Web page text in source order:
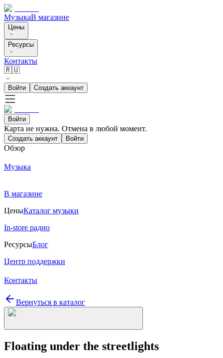
МузыкаВ магазине
Цены
Ресурсы
Контакты
🇷🇺
Войти Создать аккаунт
Войти
Карта не нужна. Отмена в любой момент.
Создать аккаунт Войти
Обзор
Музыка
В магазине
ЦеныКаталог музыки
In-store радио
РесурсыБлог
Центр поддержки
Контакты
Вернуться в каталог
Floating under the streetlights